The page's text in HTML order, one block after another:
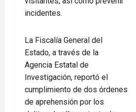
incidentes.
La Fiscalía General del
Estado, a través de la
Agencia Estatal de
Investigación, reportó el
cumplimiento de dos órdenes
de aprehensión por los